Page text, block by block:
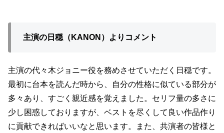
主演の日穏（KANON）よりコメント
主演の代々木ジョニー役を務めさせていただく日穏です。
最初に台本を読んだ時から、自分の性格に似ている部分が
多々あり、すごく親近感を覚えました。セリフ量の多さに
少し困惑しておりますが、ベストを尽くして良い作品作り
に貢献できればいいなと思います。また、共演者の皆様と